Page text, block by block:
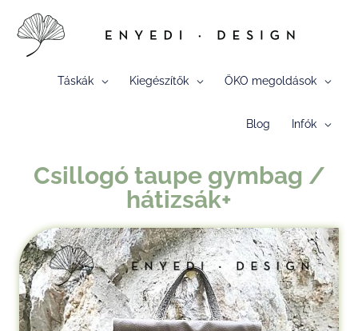
Táskák Kiegészítők ÖKO megoldások
Blog Infók
Csillogó taupe gymbag /
hátizsák+